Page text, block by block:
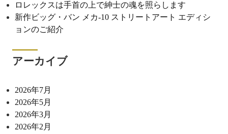
ロレックスは手首の上で紳士の魂を照らします
新作ビッグ・バン メカ-10 ストリートアート エディシ
ョンのご紹介
アーカイブ
2026年7月
2026年5月
2026年3月
2026年2月